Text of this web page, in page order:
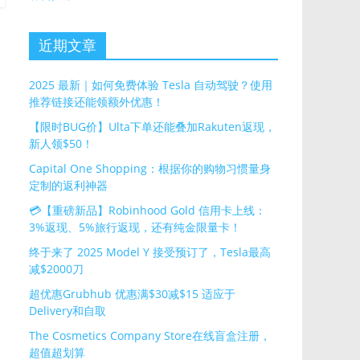
近期文章
2025 最新｜如何免费体验 Tesla 自动驾驶？使用
推荐链接还能领额外优惠！
【限时BUG价】Ulta下单还能叠加Rakuten返现，
新人领$50！
Capital One Shopping：根据你的购物习惯量身
定制的返利神器
💳【重磅新品】Robinhood Gold 信用卡上线：
3%返现、5%旅行返现，还有纯金限量卡！
终于来了 2025 Model Y 接受预订了，Tesla最高
减$2000刀
超优惠Grubhub 优惠满$30减$15 适应于
Delivery和自取
The Cosmetics Company Store在线盲盒注册，
超值超划算